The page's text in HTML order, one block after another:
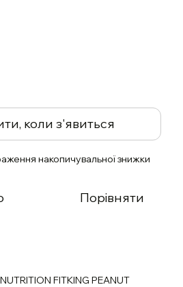
коли з'явиться
накопичувальної знижки
Порівняти
FITKING PEANUT